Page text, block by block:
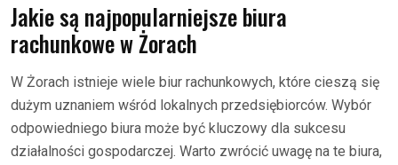
Jakie są najpopularniejsze biura
rachunkowe w Żorach
W Żorach istnieje wiele biur rachunkowych, które cieszą się
dużym uznaniem wśród lokalnych przedsiębiorców. Wybór
odpowiedniego biura może być kluczowy dla sukcesu
działalności gospodarczej. Warto zwrócić uwagę na te biura,